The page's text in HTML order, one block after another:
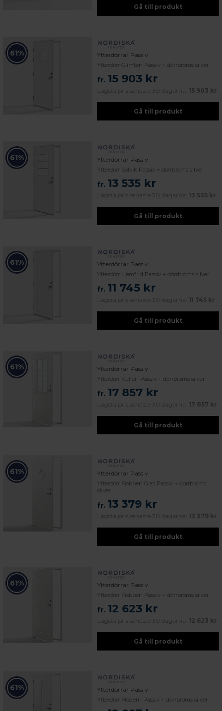
Gå till produkt
61% Ytterdörrar Passiv
Ytterdörr Glimten Passiv + dörrbroms silver
fr. 15 903 kr
Lägsta pris senaste 30 dagarna: 15 903 kr
Gå till produkt
61% Ytterdörrar Passiv
Ytterdörr Solvik Passiv + dörrbroms silver
fr. 13 535 kr
Lägsta pris senaste 30 dagarna: 13 535 kr
Gå till produkt
61% Ytterdörrar Passiv
Ytterdörr Hemfrid Passiv + dörrbroms silver
fr. 11 745 kr
Lägsta pris senaste 30 dagarna: 11 745 kr
Gå till produkt
61% Ytterdörrar Passiv
Ytterdörr Kullen Passiv + dörrbroms silver
fr. 17 857 kr
Lägsta pris senaste 30 dagarna: 17 857 kr
Gå till produkt
61% Ytterdörrar Passiv
Ytterdörr Fiskben Glas Passiv + dörrbroms
silver
fr. 13 379 kr
Lägsta pris senaste 30 dagarna: 13 379 kr
Gå till produkt
61% Ytterdörrar Passiv
Ytterdörr Fiskben Passiv + dörrbroms silver
fr. 12 623 kr
Lägsta pris senaste 30 dagarna: 12 623 kr
Gå till produkt
61% Ytterdörrar Passiv
Ytterdörr Modern Passiv + dörrbroms silver